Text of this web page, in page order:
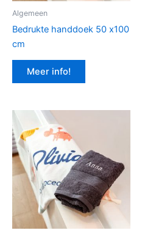
Algemeen
Bedrukte handdoek 50 x100
cm
Meer info!